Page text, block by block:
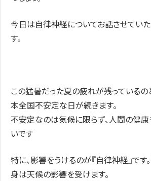
今日は自律神経についてお話させてい
す。
この猛暑だった夏の疲れが残っているの
本全国不安定な日が続きます。
不安定なのは気候に限らず、人間の健
いです
特に、影響をうけるのが『自律神経』で
身は天候の影響を受けます。